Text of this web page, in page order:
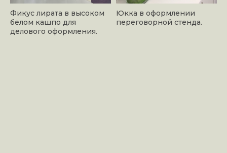
Фикус лирата в высоком
белом кашпо для
делового оформления.
Юкка в оформлении
переговорной стенда.